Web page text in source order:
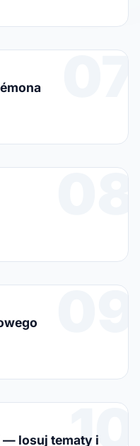
07
08
09
10
— losuj tematy i